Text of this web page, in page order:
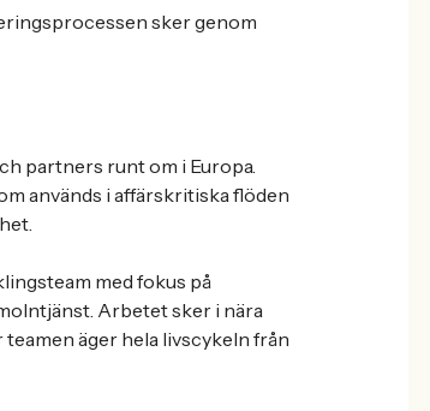
sker genom
partners runt om i Europa.
används i affärskritiska flöden
med fokus på
Arbetet sker i nära
äger hela livscykeln från